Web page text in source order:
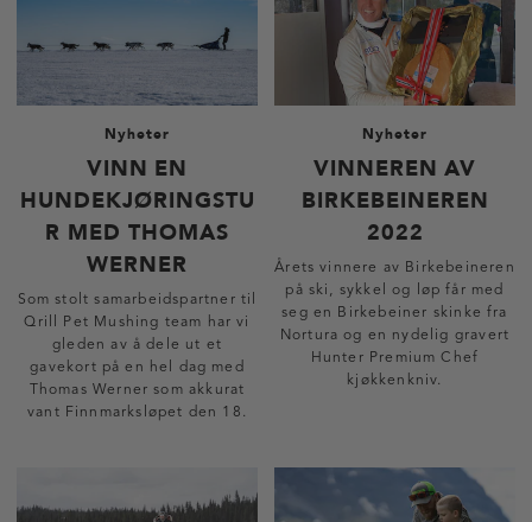
Nyheter
VINN EN
HUNDEKJØRINGSTU
R MED THOMAS
WERNER
Som stolt samarbeidspartner til
Qrill Pet Mushing team har vi
gleden av å dele ut et
gavekort på en hel dag med
Thomas Werner som akkurat
vant Finnmarksløpet den 18.
Nyheter
VINNEREN AV
BIRKEBEINEREN
2022
Årets vinnere av Birkebeineren
på ski, sykkel og løp får med
seg en Birkebeiner skinke fra
Nortura og en nydelig gravert
Hunter Premium Chef
kjøkkenkniv.